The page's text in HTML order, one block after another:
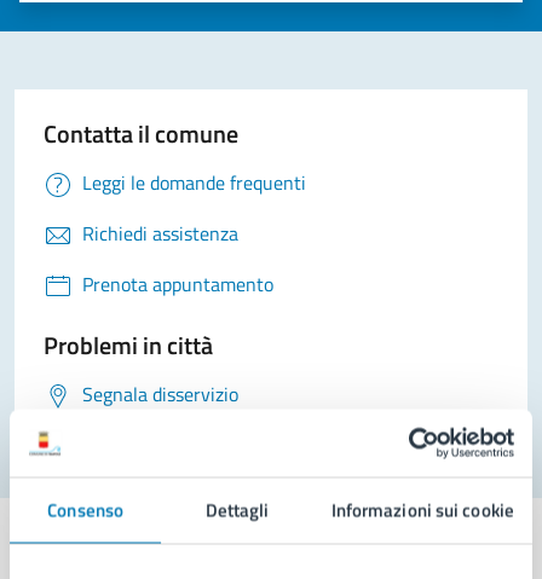
Consenso Dettagli Informazioni sui cookie
Contatta il comune
Leggi le domande frequenti
Richiedi assistenza
Prenota appuntamento
Problemi in città
Segnala disservizio